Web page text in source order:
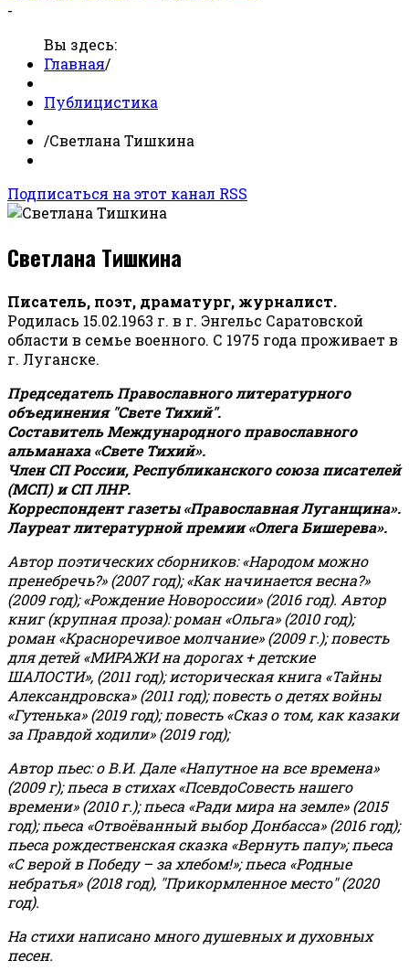
-
Вы здесь:
Главная/
Публицистика
/Светлана Тишкина
Подписаться на этот канал RSS
Светлана Тишкина
Писатель, поэт, драматург, журналист.
Родилась 15.02.1963 г. в г. Энгельс Саратовской
области в семье военного. С 1975 года проживает в
г. Луганске.
Председатель Православного литературного
объединения "Свете Тихий".
Составитель Международного православного
альманаха «Свете Тихий».
Член СП России, Республиканского союза писателей
(МСП) и СП ЛНР.
Корреспондент газеты «Православная Луганщина».
Лауреат литературной премии «Олега Бишерева».
Автор поэтических сборников: «Народом можно
пренебречь?» (2007 год); «Как начинается весна?»
(2009 год); «Рождение Новороссии» (2016 год). Автор
книг (крупная проза): роман «Ольга» (2010 год);
роман «Красноречивое молчание» (2009 г.); повесть
для детей «МИРАЖИ на дорогах + детские
ШАЛОСТИ», (2011 год); историческая книга «Тайны
Александровска» (2011 год); повесть о детях войны
«Гутенька» (2019 год); повесть «Сказ о том, как казаки
за Правдой ходили» (2019 год);
Автор пьес: о В.И. Дале «Напутное на все времена»
(2009 г); пьеса в стихах «ПсевдоСовесть нашего
времени» (2010 г.); пьеса «Ради мира на земле» (2015
год); пьеса «Отвоёванный выбор Донбасса» (2016 год);
пьеса рождественская сказка «Вернуть папу»; пьеса
«С верой в Победу – за хлебом!»;пьеса «Родные
небратья» (2018 год), "Прикормленное место" (2020
год).
На стихи написано много душевных и духовных
песен.